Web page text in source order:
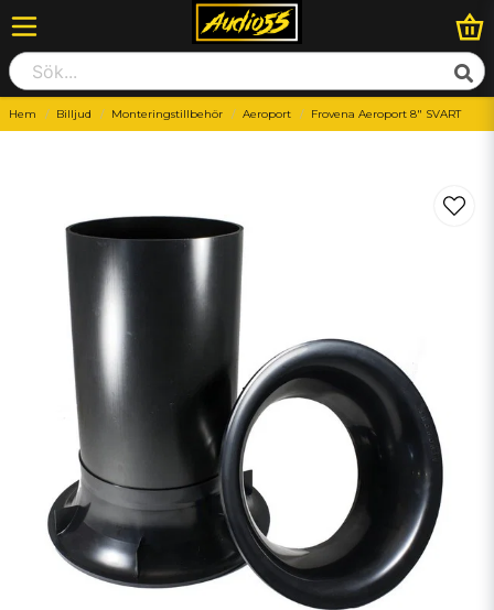
Hem Billjud Monteringstillbehör Aeroport Frovena Aeroport 8″ SVART